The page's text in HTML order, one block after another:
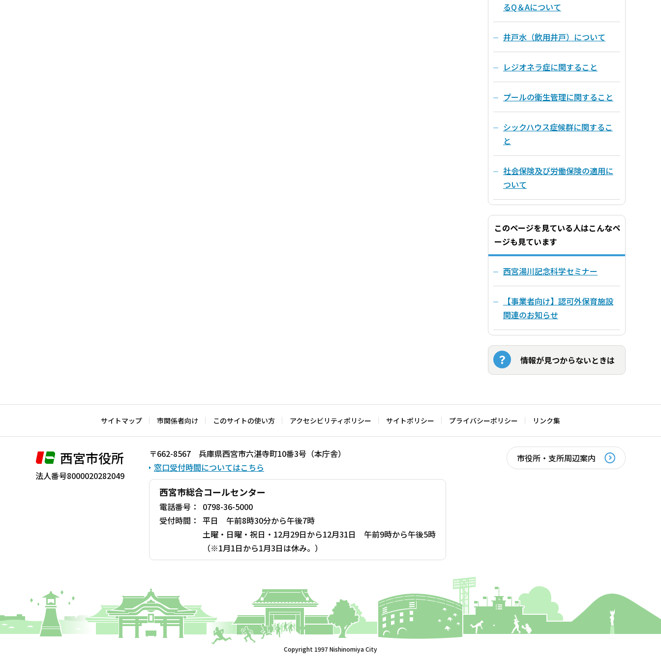
るQ＆Aについて
井戸水（飲用井戸）について
レジオネラ症に関すること
プールの衛生管理に関すること
シックハウス症候群に関するこ
と
社会保険及び労働保険の適用に
ついて
このページを見ている人はこんなペ
ージも見ています
西宮湯川記念科学セミナー
【事業者向け】認可外保育施設
関連のお知らせ
情報が見つからないときは
サイトマップ 市関係者向け このサイトの使い方 アクセシビリティポリシー サイトポリシー プライバシーポリシー リンク集
西宮市役所
法人番号8000020282049
〒662-8567 兵庫県西宮市六湛寺町10番3号（本庁舎）
窓口受付時間についてはこちら
西宮市総合コールセンター
電話番号：
0798-36-5000
受付時間： 平日 午前8時30分から午後7時
土曜・日曜・祝日・12月29日から12月31日 午前9時から午後5時
（※1月1日から1月3日は休み。）
市役所・支所周辺案内
Copyright 1997 Nishinomiya City